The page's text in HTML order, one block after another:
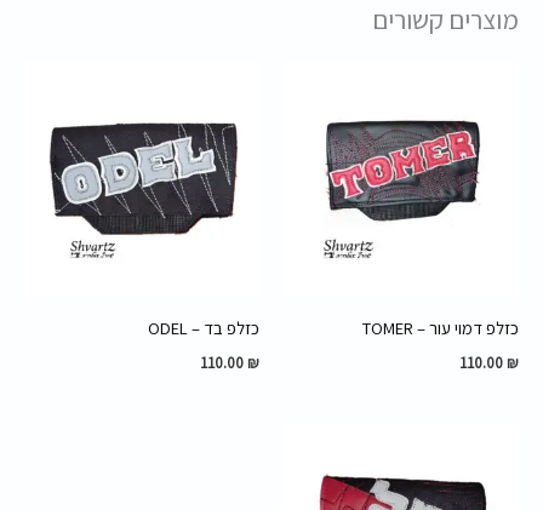
מוצרים קשורים
כזלפ דמוי עור – TOMER
110.00 ₪
כזלפ בד – ODEL
110.00 ₪